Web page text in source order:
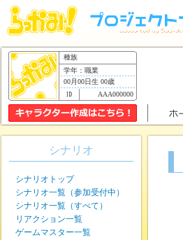
種族
学年：職業
00月00日生 00歳
AAA000000
シナリオ
シナリオトップ
シナリオ一覧（参加受付中）
シナリオ一覧（すべて）
リアクション一覧
ゲームマスター一覧